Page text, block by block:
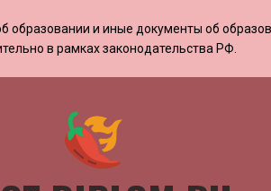
и иные документы об
в рамках законодательства РФ.